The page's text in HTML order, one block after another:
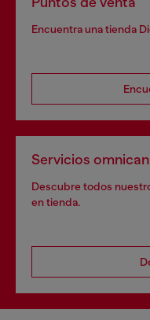
Encuentra una tienda
Servicios
Descubre todos
en tienda.